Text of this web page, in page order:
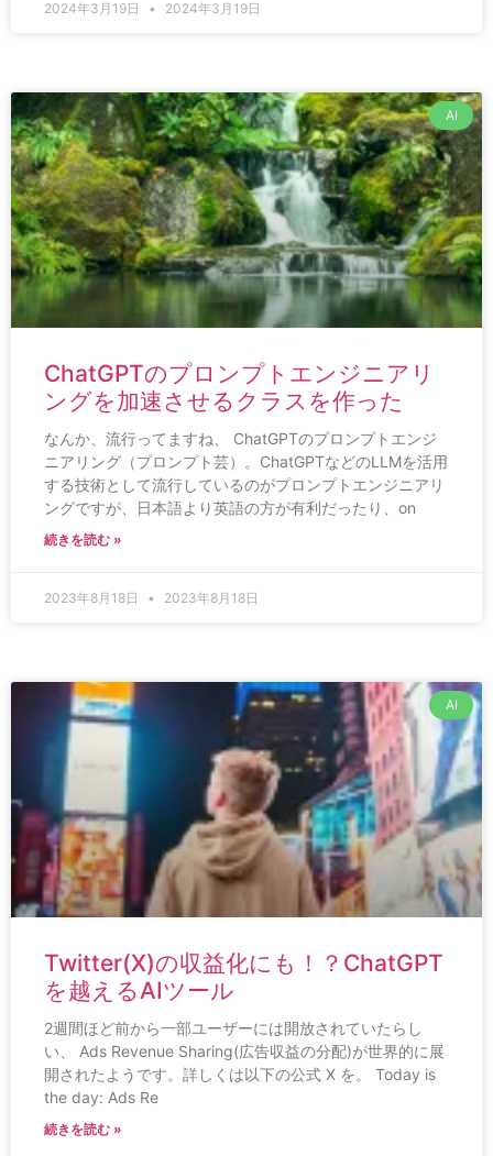
2024年3月19日 2024年3月19日
AI
ChatGPTのプロンプトエンジニアリ
ングを加速させるクラスを作った
なんか、流行ってますね、 ChatGPTのプロンプトエンジ
ニアリング（プロンプト芸）。ChatGPTなどのLLMを活用
する技術として流行しているのがプロンプトエンジニアリ
ングですが、日本語より英語の方が有利だったり、on
続きを読む »
2023年8月18日 2023年8月18日
AI
Twitter(X)の収益化にも！？ChatGPT
を越えるAIツール
2週間ほど前から一部ユーザーには開放されていたらし
い、 Ads Revenue Sharing(広告収益の分配)が世界的に展
開されたようです。詳しくは以下の公式 X を。 Today is
the day: Ads Re
続きを読む »